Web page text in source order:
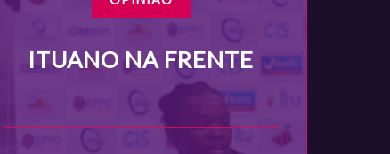
ITUANO NA FRENTE